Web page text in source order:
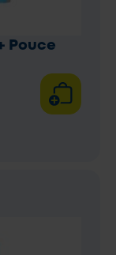
Pouce